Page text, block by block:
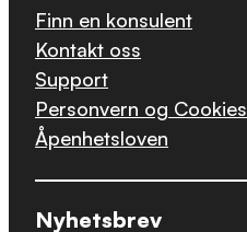
Finn en konsulent
Kontakt oss
Support
Personvern og Cookies
Åpenhetsloven
Nyhetsbrev